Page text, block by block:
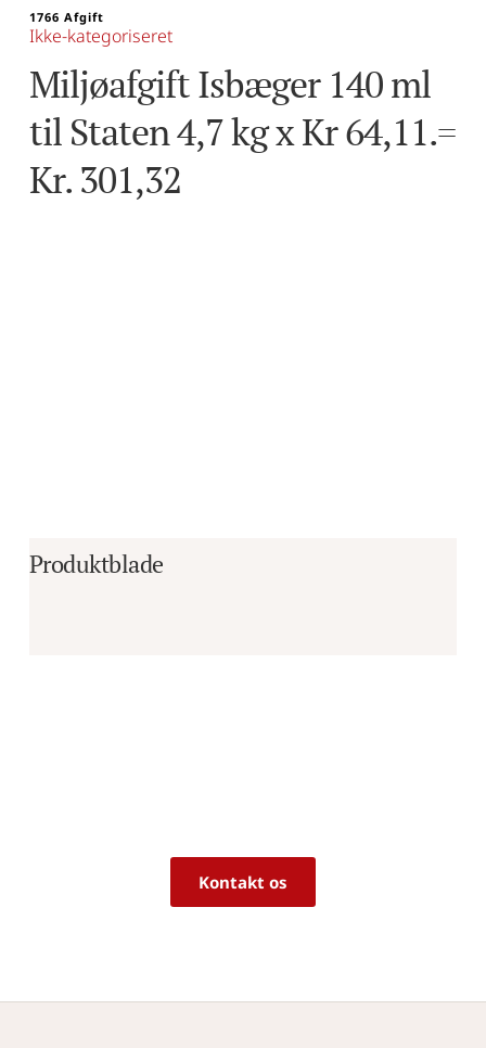
1766 Afgift
Ikke-kategoriseret
Miljøafgift Isbæger 140 ml
til Staten 4,7 kg x Kr 64,11.=
Kr. 301,32
Produktblade
Kontakt os